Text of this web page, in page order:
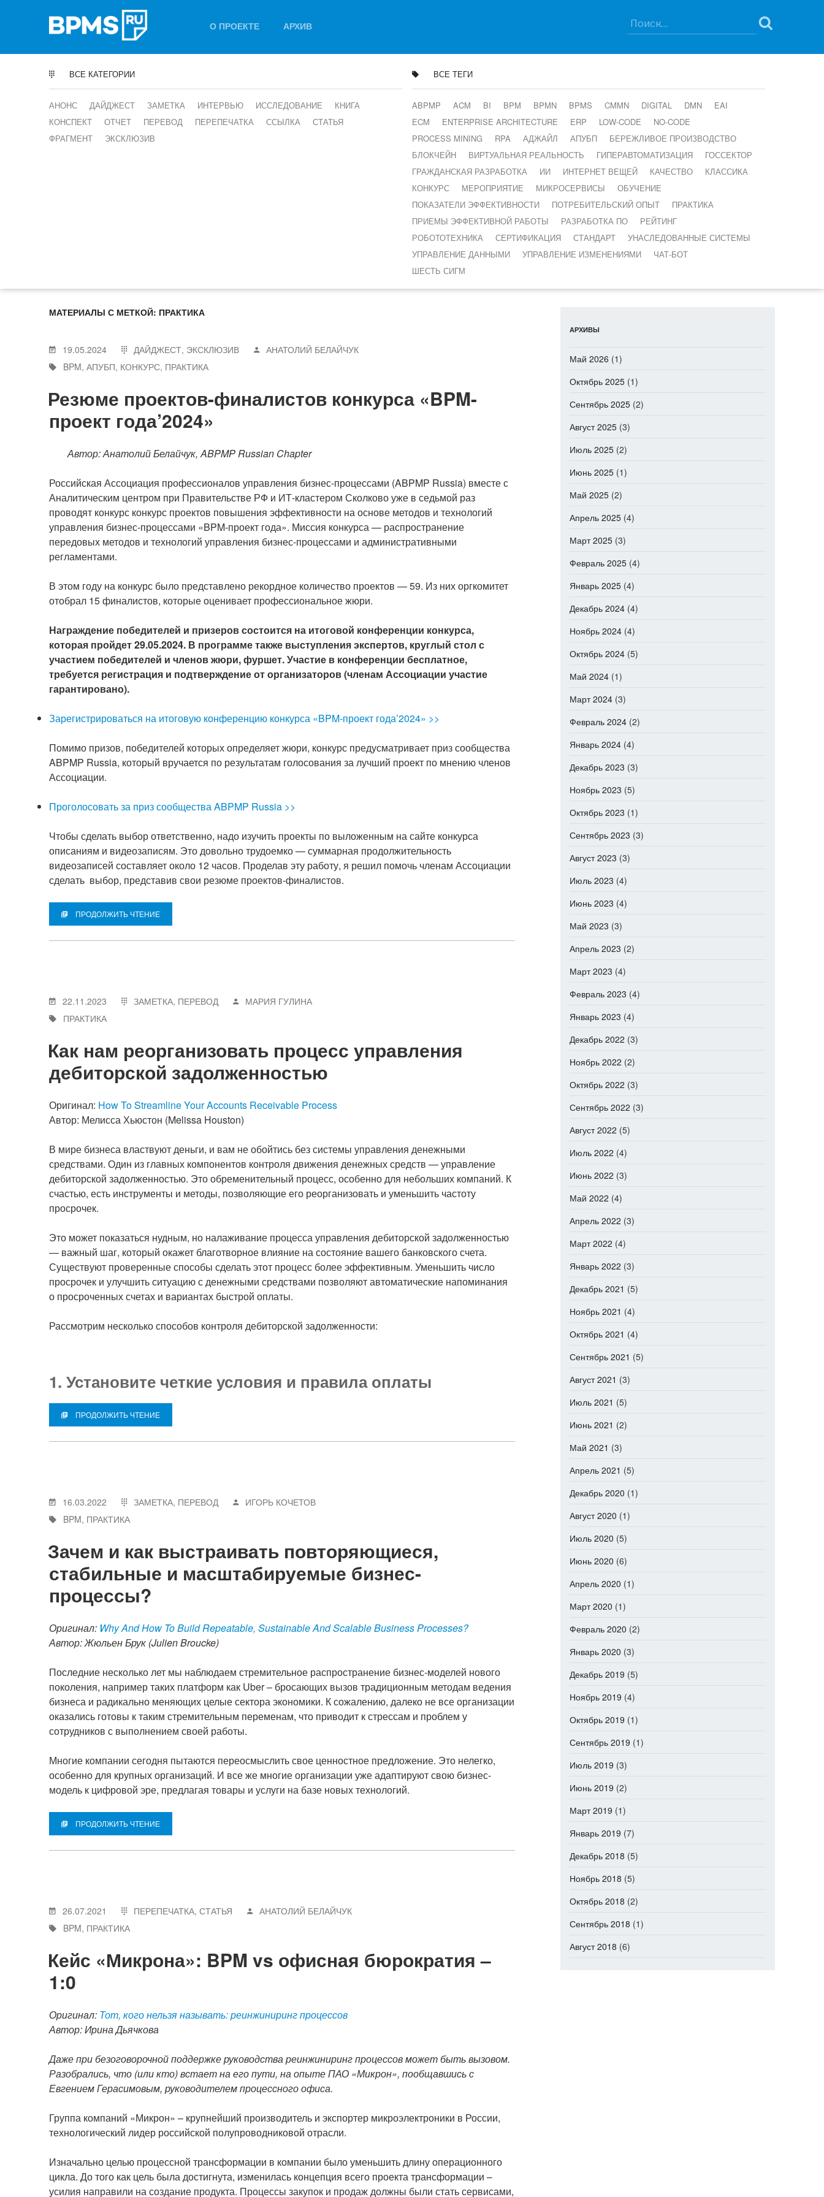
содержимому
BPMS.RU
все о BPM, RPA, цифровой
искусственном интеллекте
О ПРОЕКТЕ АРХИВ Искать:
ВСЕ КАТЕГОРИИ
АНОНС ДАЙДЖЕСТ ЗАМЕТКА ИНТЕРВЬЮ ИССЛЕДОВАНИЕ
КНИГА
КОНСПЕКТ
ОТЧЕТ ПЕРЕВОД ПЕРЕПЕЧАТКА ССЫЛКА
СТАТЬЯ
ФРАГМЕНТ
ЭКСКЛЮЗИВ
ВСЕ ТЕГИ
ABPMP ACM BI BPM BPMN BPMS CMMN DIGITAL DMN
EAI
ECM
ENTERPRISE ARCHITECTURE ERP LOW-CODE
NO-CODE
PROCESS MINING
RPA АДЖАЙЛ АПУБП
БЕРЕЖЛИВОЕ ПРОИЗВОДСТВО
БЛОКЧЕЙН
ВИРТУАЛЬНАЯ РЕАЛЬНОСТЬ ГИПЕРАВТОМАТИЗАЦИЯ
ГОССЕКТОР
ГРАЖДАНСКАЯ РАЗРАБОТКА
ИИ ИНТЕРНЕТ ВЕЩЕЙ КАЧЕСТВО
КЛАССИКА
КОНКУРС
МЕРОПРИЯТИЕ МИКРОСЕРВИСЫ
ОБУЧЕНИЕ
ПОКАЗАТЕЛИ ЭФФЕКТИВНОСТИ
ПОТРЕБИТЕЛЬСКИЙ ОПЫТ
ПРАКТИКА
ПРИЕМЫ ЭФФЕКТИВНОЙ РАБОТЫ
РАЗРАБОТКА ПО
РЕЙТИНГ
РОБОТОТЕХНИКА
СЕРТИФИКАЦИЯ СТАНДАРТ
УНАСЛЕДОВАННЫЕ СИСТЕМЫ
УПРАВЛЕНИЕ ДАННЫМИ
УПРАВЛЕНИЕ ИЗМЕНЕНИЯМИ
ЧАТ-БОТ
ШЕСТЬ СИГМ
МАТЕРИАЛЫ С МЕТКОЙ: ПРАКТИКА
19.05.2024 ДАЙДЖЕСТ, ЭКСКЛЮЗИВ
АНАТОЛИЙ БЕЛАЙЧУК
BPM, АПУБП, КОНКУРС, ПРАКТИКА
Резюме проектов-финалистов конкурса «BPM-
проект года’2024»
Автор: Анатолий Белайчук, ABPMP Russian Chapter
Российская Ассоциация профессионалов управления бизнес-процессами (ABPMP Russia) вместе с
Аналитическим центром при Правительстве РФ и ИТ-кластером Сколково уже в седьмой раз
проводят конкурс конкурс проектов повышения эффективности на основе методов и технологий
управления бизнес-процессами «BPM-проект года». Миссия конкурса — распространение
передовых методов и технологий управления бизнес-процессами и административными
регламентами.
В этом году на конкурс было представлено рекордное количество проектов — 59. Из них оргкомитет
отобрал 15 финалистов, которые оценивает профессиональное жюри.
Награждение победителей и призеров состоится на итоговой конференции конкурса,
которая пройдет 29.05.2024. В программе также выступления экспертов, круглый стол с
участием победителей и членов жюри, фуршет. Участие в конференции бесплатное,
требуется регистрация и подтверждение от организаторов (членам Ассоциации участие
гарантировано).
Зарегистрироваться на итоговую конференцию конкурса «BPM-проект года’2024» >>
Помимо призов, победителей которых определяет жюри, конкурс предусматривает приз сообщества
ABPMP Russia, который вручается по результатам голосования за лучший проект по мнению членов
Ассоциации.
Проголосовать за приз сообщества ABPMP Russia >>
Чтобы сделать выбор ответственно, надо изучить проекты по выложенным на сайте конкурса
описаниям и видеозаписям. Это довольно трудоемко — суммарная продолжительность
видеозаписей составляет около 12 часов. Проделав эту работу, я решил помочь членам Ассоциации
сделать выбор, представив свои резюме проектов-финалистов.
ПРОДОЛЖИТЬ ЧТЕНИЕ
22.11.2023 ЗАМЕТКА, ПЕРЕВОД
МАРИЯ ГУЛИНА
ПРАКТИКА
Как нам реорганизовать процесс управления
дебиторской задолженностью
Оригинал: How To Streamline Your Accounts Receivable Process
Автор: Мелисса Хьюстон (Melissa Houston)
В мире бизнеса властвуют деньги, и вам не обойтись без системы управления денежными
средствами. Один из главных компонентов контроля движения денежных средств — управление
дебиторской задолженностью. Это обременительный процесс, особенно для небольших компаний. К
счастью, есть инструменты и методы, позволяющие его реорганизовать и уменьшить частоту
просрочек.
Это может показаться нудным, но налаживание процесса управления дебиторской задолженностью
— важный шаг, который окажет благотворное влияние на состояние вашего банковского счета.
Существуют проверенные способы сделать этот процесс более эффективным. Уменьшить число
просрочек и улучшить ситуацию с денежными средствами позволяют автоматические напоминания
о просроченных счетах и вариантах быстрой оплаты.
Рассмотрим несколько способов контроля дебиторской задолженности:
1. Установите четкие условия и правила оплаты
ПРОДОЛЖИТЬ ЧТЕНИЕ
16.03.2022 ЗАМЕТКА, ПЕРЕВОД
ИГОРЬ КОЧЕТОВ
BPM, ПРАКТИКА
Зачем и как выстраивать повторяющиеся,
стабильные и масштабируемые бизнес-
процессы?
Оригинал: Why And How To Build Repeatable, Sustainable And Scalable Business Processes?
Автор: Жюльен Брук (Julien Broucke)
Последние несколько лет мы наблюдаем стремительное распространение бизнес-моделей нового
поколения, например таких платформ как Uber – бросающих вызов традиционным методам ведения
бизнеса и радикально меняющих целые сектора экономики. К сожалению, далеко не все организации
оказались готовы к таким стремительным переменам, что приводит к стрессам и проблем у
сотрудников с выполнением своей работы.
Многие компании сегодня пытаются переосмыслить свое ценностное предложение. Это нелегко,
особенно для крупных организаций. И все же многие организации уже адаптируют свою бизнес-
модель к цифровой эре, предлагая товары и услуги на базе новых технологий.
ПРОДОЛЖИТЬ ЧТЕНИЕ
26.07.2021 ПЕРЕПЕЧАТКА, СТАТЬЯ
АНАТОЛИЙ БЕЛАЙЧУК
BPM, ПРАКТИКА
Кейс «Микрона»: BPM vs офисная бюрократия –
1:0
Оригинал: Тот, кого нельзя называть: реинжиниринг процессов
Автор: Ирина Дьячкова
Даже при безоговорочной поддержке руководства реинжиниринг процессов может быть вызовом.
Разобрались, что (или кто) встает на его пути, на опыте ПАО «Микрон», пообщавшись с
Евгением Герасимовым, руководителем процессного офиса.
Группа компаний «Микрон» – крупнейший производитель и экспортер микроэлектроники в России,
технологический лидер российской полупроводниковой отрасли.
Изначально целью процессной трансформации в компании было уменьшить длину операционного
цикла. До того как цель была достигнута, изменилась концепция всего проекта трансформации –
усилия направили на создание продукта. Процессы закупок и продаж должны были стать сервисами,
АРХИВЫ
Май 2026 (1)
Октябрь 2025 (1)
Сентябрь 2025 (2)
Август 2025 (3)
Июль 2025 (2)
Июнь 2025 (1)
Май 2025 (2)
Апрель 2025 (4)
Март 2025 (3)
Февраль 2025 (4)
Январь 2025 (4)
Декабрь 2024 (4)
Ноябрь 2024 (4)
Октябрь 2024 (5)
Май 2024 (1)
Март 2024 (3)
Февраль 2024 (2)
Январь 2024 (4)
Декабрь 2023 (3)
Ноябрь 2023 (5)
Октябрь 2023 (1)
Сентябрь 2023 (3)
Август 2023 (3)
Июль 2023 (4)
Июнь 2023 (4)
Май 2023 (3)
Апрель 2023 (2)
Март 2023 (4)
Февраль 2023 (4)
Январь 2023 (4)
Декабрь 2022 (3)
Ноябрь 2022 (2)
Октябрь 2022 (3)
Сентябрь 2022 (3)
Август 2022 (5)
Июль 2022 (4)
Июнь 2022 (3)
Май 2022 (4)
Апрель 2022 (3)
Март 2022 (4)
Январь 2022 (3)
Декабрь 2021 (5)
Ноябрь 2021 (4)
Октябрь 2021 (4)
Сентябрь 2021 (5)
Август 2021 (3)
Июль 2021 (5)
Июнь 2021 (2)
Май 2021 (3)
Апрель 2021 (5)
Декабрь 2020 (1)
Август 2020 (1)
Июль 2020 (5)
Июнь 2020 (6)
Апрель 2020 (1)
Март 2020 (1)
Февраль 2020 (2)
Январь 2020 (3)
Декабрь 2019 (5)
Ноябрь 2019 (4)
Октябрь 2019 (1)
Сентябрь 2019 (1)
Июль 2019 (3)
Июнь 2019 (2)
Март 2019 (1)
Январь 2019 (7)
Декабрь 2018 (5)
Ноябрь 2018 (5)
Октябрь 2018 (2)
Сентябрь 2018 (1)
Август 2018 (6)